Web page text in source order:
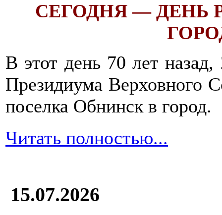
СЕГОДНЯ — ДЕНЬ
В этот день 70 лет
Президиума Верховного
поселка Обнинск в город.
Читать полностью...
15.07.2026